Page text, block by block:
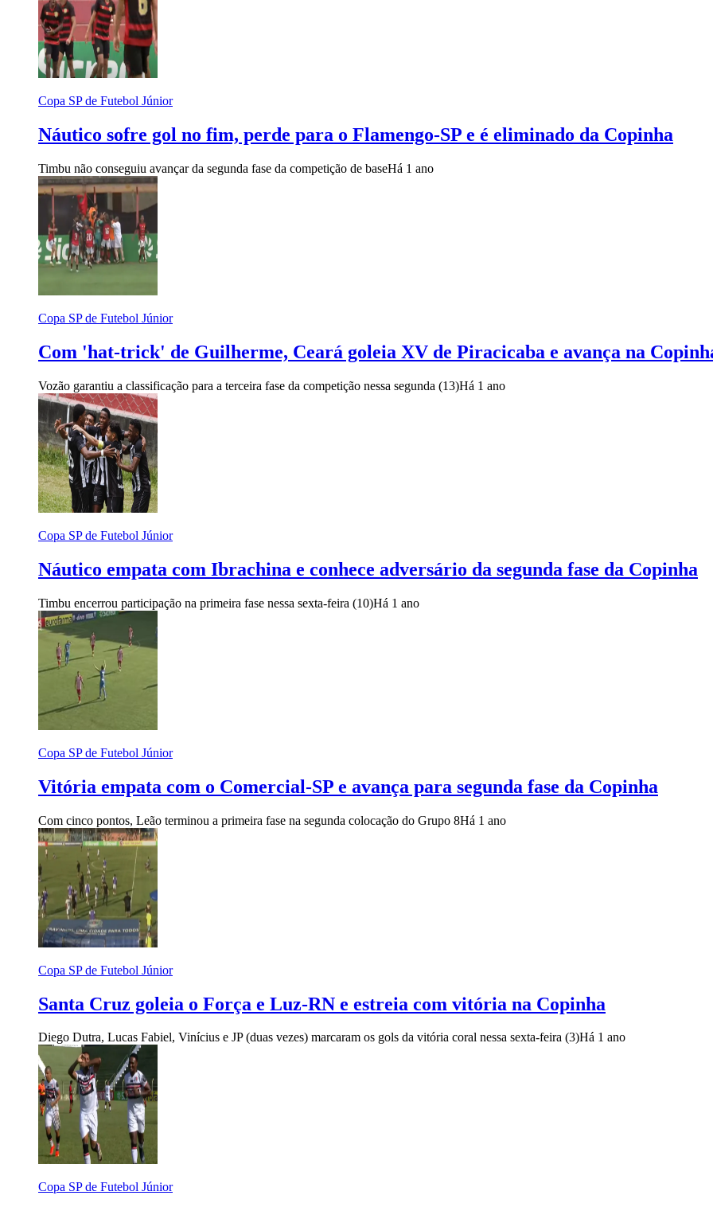
Copa SP de Futebol Júnior
Náutico sofre gol no fim, perde para o Flamengo-SP e é eliminado da Copinha
Timbu não conseguiu avançar da segunda fase da competição de baseHá 1 ano
Copa SP de Futebol Júnior
Com 'hat-trick' de Guilherme, Ceará goleia XV de Piracicaba e avança na
Vozão garantiu a classificação para a terceira fase da competição nessa segunda (13)Há 1 ano
Copa SP de Futebol Júnior
Náutico empata com Ibrachina e conhece adversário da segunda fase da Copinha
Timbu encerrou participação na primeira fase nessa sexta-feira (10)Há 1 ano
Copa SP de Futebol Júnior
Vitória empata com o Comercial-SP e avança para segunda fase da Copinha
Com cinco pontos, Leão terminou a primeira fase na segunda colocação do Grupo 8Há 1 ano
Copa SP de Futebol Júnior
Santa Cruz goleia o Força e Luz-RN e estreia com vitória na Copinha
Diego Dutra, Lucas Fabiel, Vinícius e JP (duas vezes) marcaram os gols da vitória coral nessa sexta-feira (3)Há 1 ano
Copa SP de Futebol Júnior